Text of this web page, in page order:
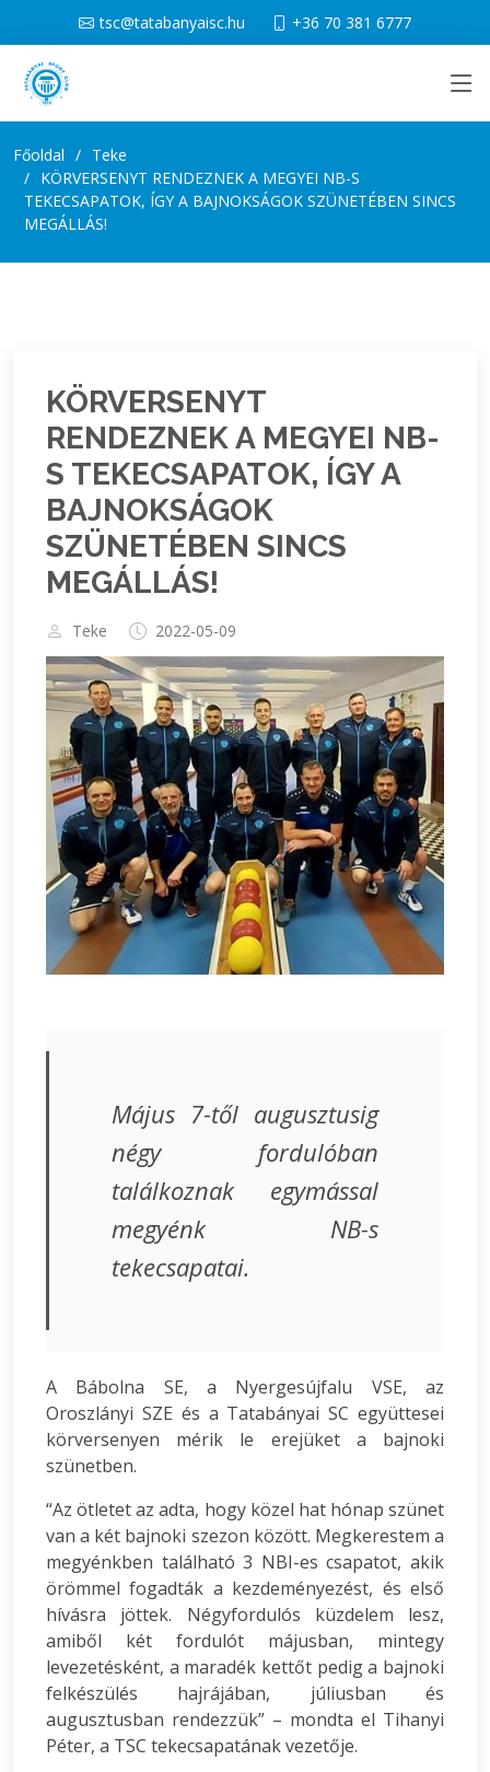
tsc@tatabanyaisc.hu +36 70 381 6777
Főoldal
Teke
KÖRVERSENYT RENDEZNEK A MEGYEI NB-S
TEKECSAPATOK, ÍGY A BAJNOKSÁGOK SZÜNETÉBEN SINCS
MEGÁLLÁS!
KÖRVERSENYT
RENDEZNEK A MEGYEI NB-
S TEKECSAPATOK, ÍGY A
BAJNOKSÁGOK
SZÜNETÉBEN SINCS
MEGÁLLÁS!
Teke 2022-05-09
Május 7-től augusztusig
négy fordulóban
találkoznak egymással
megyénk NB-s
tekecsapatai.
A Bábolna SE, a Nyergesújfalu VSE, az
Oroszlányi SZE és a Tatabányai SC együttesei
körversenyen mérik le erejüket a bajnoki
szünetben.
“Az ötletet az adta, hogy közel hat hónap szünet
van a két bajnoki szezon között. Megkerestem a
megyénkben található 3 NBI-es csapatot, akik
örömmel fogadták a kezdeményezést, és első
hívásra jöttek. Négyfordulós küzdelem lesz,
amiből két fordulót májusban, mintegy
levezetésként, a maradék kettőt pedig a bajnoki
felkészülés hajrájában, júliusban és
augusztusban rendezzük” – mondta el Tihanyi
Péter, a TSC tekecsapatának vezetője.